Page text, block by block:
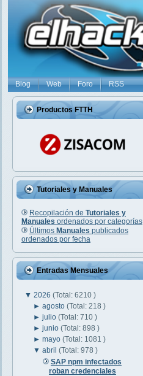
Blog Web Foro RSS
Productos FTTH
Tutoriales y Manuales
Recopilación de Tutoriales y
Manuales ordenados por categorías
Últimos Manuales publicados
ordenados por fecha
Entradas Mensuales
▼ 2026 (Total: 6210 )
►agosto(Total: 218 )
►julio(Total: 710 )
►junio(Total: 898 )
►mayo(Total: 1081 )
▼abril(Total: 978 )
SAP npm infectados
roban credenciales